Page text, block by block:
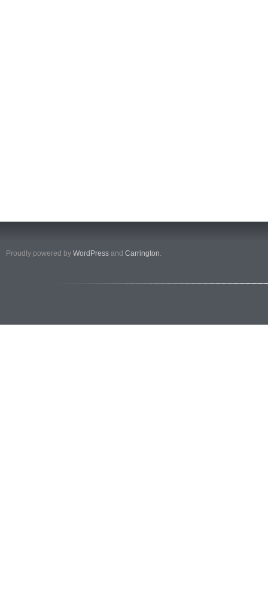
Proudly powered by WordPress and Carrington